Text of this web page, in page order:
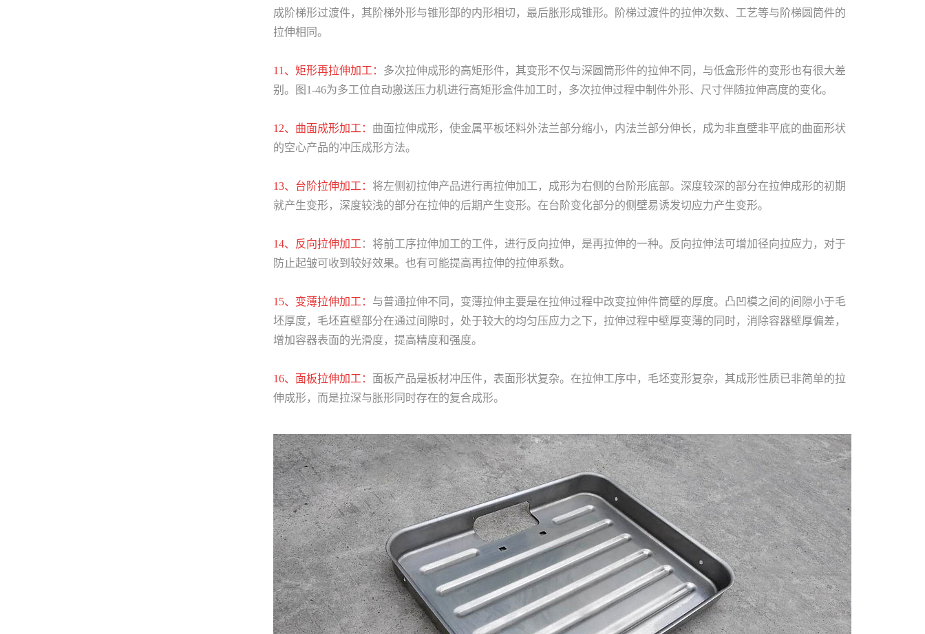
成阶梯形过渡件，其阶梯外形与锥形部的内形相切，最后胀形成锥形。阶梯过渡件的拉伸次数、工艺等与阶梯圆筒件的
拉伸相同。
11、矩形再拉伸加工： 多次拉伸成形的高矩形件，其变形不仅与深圆筒形件的拉伸不同，与低盒形件的变形也有很大差
别。图1-46为多工位自动搬送压力机进行高矩形盒件加工时，多次拉伸过程中制件外形、尺寸伴随拉伸高度的变化。
12、曲面成形加工： 曲面拉伸成形，使金属平板坯料外法兰部分缩小，内法兰部分伸长，成为非直壁非平底的曲面形状
的空心产品的冲压成形方法。
13、台阶拉伸加工： 将左侧初拉伸产品进行再拉伸加工，成形为右侧的台阶形底部。深度较深的部分在拉伸成形的初期
就产生变形，深度较浅的部分在拉伸的后期产生变形。在台阶变化部分的侧壁易诱发切应力产生变形。
14、反向拉伸加工 ：将前工序拉伸加工的工件，进行反向拉伸，是再拉伸的一种。反向拉伸法可增加径向拉应力，对于
防止起皱可收到较好效果。也有可能提高再拉伸的拉伸系数。
15、变薄拉伸加工： 与普通拉伸不同，变薄拉伸主要是在拉伸过程中改变拉伸件筒壁的厚度。凸凹模之间的间隙小于毛
坯厚度，毛坯直壁部分在通过间隙时，处于较大的均匀压应力之下，拉伸过程中壁厚变薄的同时，消除容器壁厚偏差，
增加容器表面的光滑度，提高精度和强度。
16、面板拉伸加工： 面板产品是板材冲压件，表面形状复杂。在拉伸工序中，毛坯变形复杂，其成形性质已非简单的拉
伸成形，而是拉深与胀形同时存在的复合成形。